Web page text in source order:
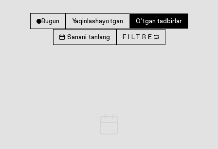
Bugun Yaqinlashayotgan O'tgan tadbirlar
Sanani tanlang FILTRE